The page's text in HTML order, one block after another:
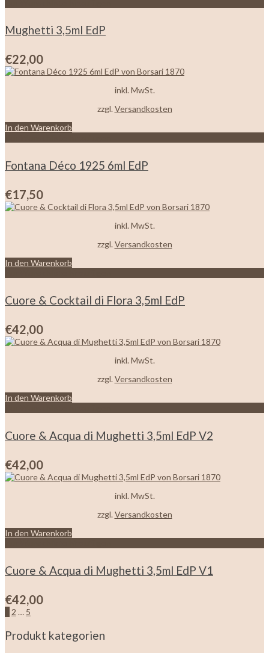
Mughetti 3,5ml EdP
€22,00
inkl. MwSt.
zzgl. Versandkosten
In den Warenkorb
Fontana Déco 1925 6ml EdP
€17,50
inkl. MwSt.
zzgl. Versandkosten
In den Warenkorb
Cuore & Cocktail di Flora 3,5ml EdP
€42,00
inkl. MwSt.
zzgl. Versandkosten
In den Warenkorb
Cuore & Acqua di Mughetti 3,5ml EdP V2
€42,00
inkl. MwSt.
zzgl. Versandkosten
In den Warenkorb
Cuore & Acqua di Mughetti 3,5ml EdP V1
€42,00
2 … 5
Produkt kategorien